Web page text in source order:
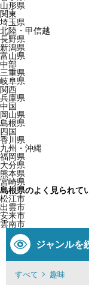
山形県
関東
埼玉県
北陸・甲信越
長野県
新潟県
富山県
中部
三重県
岐阜県
関西
兵庫県
中国
岡山県
島根県
四国
香川県
九州・沖縄
福岡県
大分県
熊本県
宮崎県
島根県のよく見られて
松江市
出雲市
安来市
雲南市
ジャンルを
すべて 趣味